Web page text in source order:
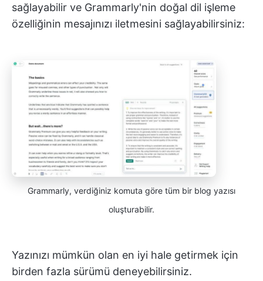
sağlayabilir ve Grammarly'nin doğal dil işleme
özelliğinin mesajınızı iletmesini sağlayabilirsiniz:
Grammarly, verdiğiniz komuta göre tüm bir blog yazısı
oluşturabilir.
Yazınızı mümkün olan en iyi hale getirmek için
birden fazla sürümü deneyebilirsiniz.